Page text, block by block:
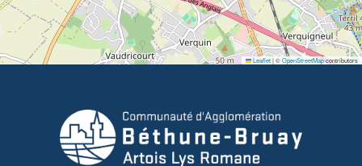
Leaflet|©OpenStreetMapcontributors